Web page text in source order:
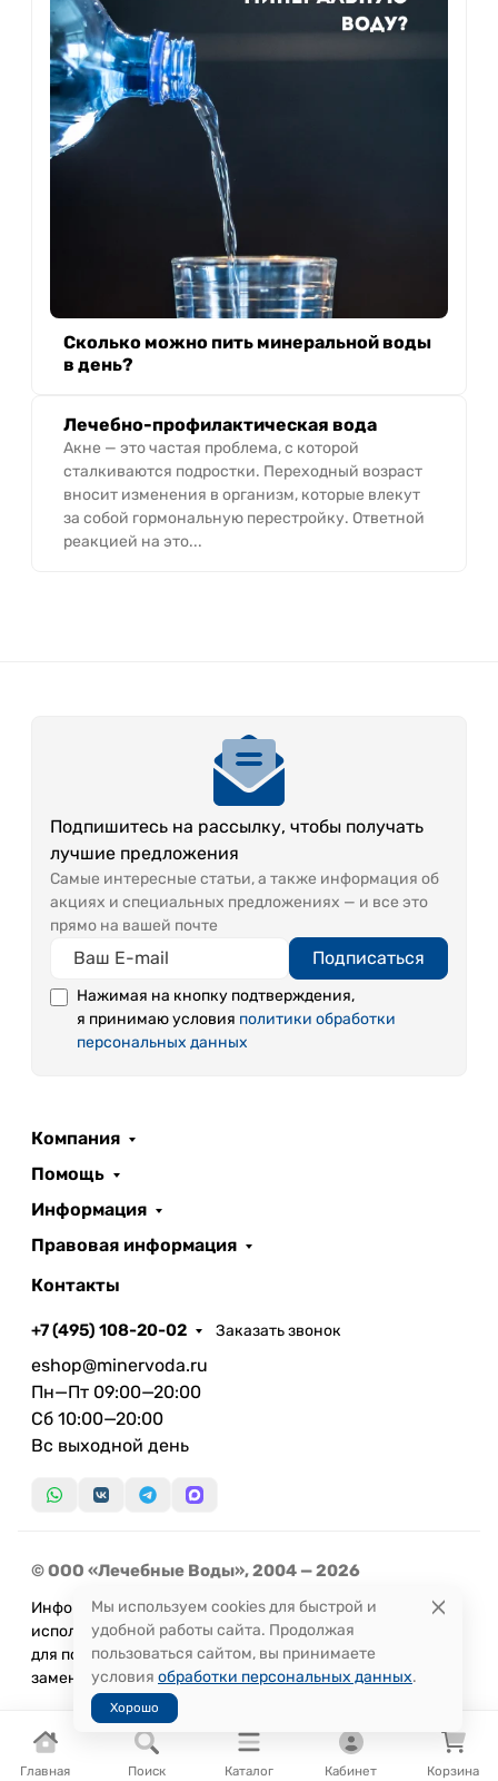
Главная Поиск Каталог Кабинет Корзина
Сколько можно пить минеральной воды
в день?
Лечебно-профилактическая вода
Акне — это частая проблема, с которой
сталкиваются подростки. Переходный возраст
вносит изменения в организм, которые влекут
за собой гормональную перестройку. Ответной
реакцией на это...
Подпишитесь на рассылку, чтобы получать
лучшие предложения
Самые интересные статьи, а также информация об
акциях и специальных предложениях — и все это
прямо на вашей почте
Подписаться
Нажимая на кнопку подтверждения,
я принимаю условия политики обработки
персональных данных
Компания
Помощь
Информация
Правовая информация
Контакты
+7 (495) 108-20-02 Заказать звонок
eshop@minervoda.ru
Пн—Пт 09:00—20:00
Сб 10:00—20:00
Вс выходной день
© ООО «Лечебные Воды», 2004 — 2026
Информация, представленная на сайте, не может быть
использована
для постановки диагноза или назначения лечения и не
заменяет прием врача.
Мы используем cookies для быстрой и
удобной работы сайта. Продолжая
пользоваться сайтом, вы принимаете
условия обработки персональных данных.
Хорошо